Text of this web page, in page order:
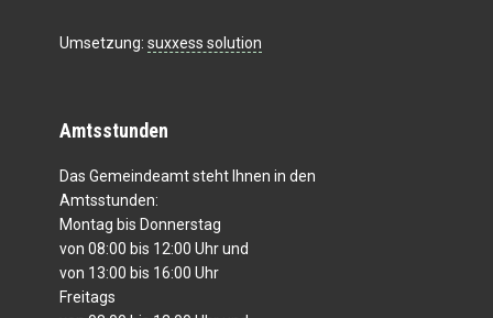
Umsetzung: suxxess solution
Amtsstunden
Das Gemeindeamt steht Ihnen in den
Amtsstunden:
Montag bis Donnerstag
von 08:00 bis 12:00 Uhr und
von 13:00 bis 16:00 Uhr
Freitags